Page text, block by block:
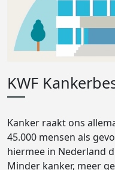
KWF
Kanker raakt ons
45.000 mensen als
hiermee in Nederland
Minder kanker, meer